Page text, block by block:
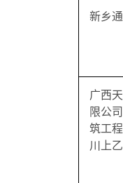
新乡
广西
限公
筑工
川上